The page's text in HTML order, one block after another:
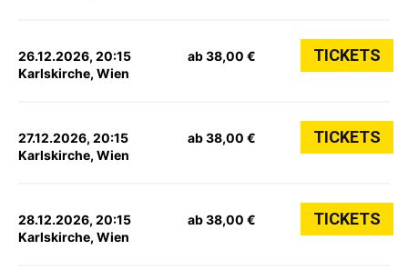
26.12.2026, 20:15
Karlskirche, Wien
ab 38,00 € TICKETS
27.12.2026, 20:15
Karlskirche, Wien
ab 38,00 € TICKETS
28.12.2026, 20:15
Karlskirche, Wien
ab 38,00 € TICKETS